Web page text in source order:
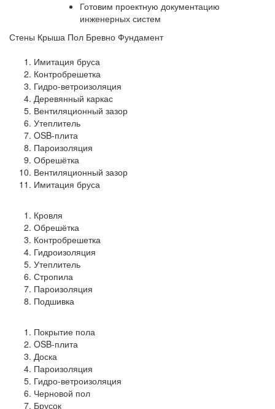
Готовим проектную документацию
инженерных систем
Стены Крыша Пол Бревно Фундамент
Имитация бруса
Контробрешетка
Гидро-ветроизоляция
Деревянный каркас
Вентиляционный зазор
Утеплитель
OSB-плита
Пароизоляция
Обрешётка
Вентиляционный зазор
Имитация бруса
Кровля
Обрешётка
Контробрешетка
Гидроизоляция
Утеплитель
Стропила
Пароизоляция
Подшивка
Покрытие пола
OSB-плита
Доска
Пароизоляция
Гидро-ветроизоляция
Черновой пол
Брусок